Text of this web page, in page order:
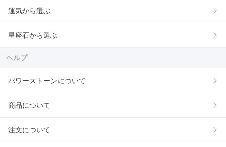
運気から選ぶ
星座石から選ぶ
ヘルプ
パワーストーンについて
商品について
注文について